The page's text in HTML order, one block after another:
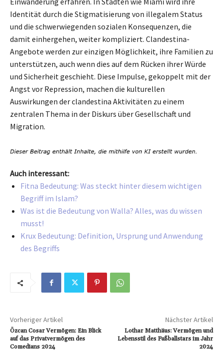
Identität durch die Stigmatisierung von illegalem Status
und die schwerwiegenden sozialen Konsequenzen, die
damit einhergehen, weiter kompliziert. Clandestina-
Angebote werden zur einzigen Möglichkeit, ihre Familien zu
unterstützen, auch wenn dies auf dem Rücken ihrer Würde
und Sicherheit geschieht. Diese Impulse, gekoppelt mit der
Angst vor Repression, machen die kulturellen
Auswirkungen der clandestina Aktivitäten zu einem
zentralen Thema in der Diskurs über Gesellschaft und
Migration.
Auch interessant:
Fitna Bedeutung: Was steckt hinter diesem wichtigen
Begriff im Islam?
Was ist die Bedeutung von Walla? Alles, was du wissen
musst!
Krux Bedeutung: Definition, Ursprung und Anwendung
des Begriffs
Vorheriger Artikel
Özcan Cosar Vermögen: Ein Blick
auf das Privatvermögen des
Comedians 2024
Nächster Artikel
Lothar Matthäus: Vermögen und
Lebensstil des Fußballstars im Jahr
2024